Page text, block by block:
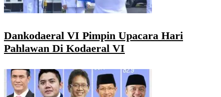
Dankodaeral VI Pimpin Upacara Hari
Pahlawan Di Kodaeral VI